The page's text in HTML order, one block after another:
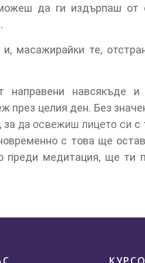
да ги издърпаш от
масажирайки те,
направени навсякъде
през целия ден. Без
за да освежиш лицето си с
с това ще
преди медитация, ще